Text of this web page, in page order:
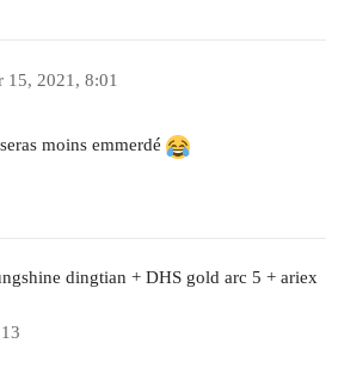
15, 2021, 8:01
moins emmerdé
dingtian + DHS gold arc 5 + ariex